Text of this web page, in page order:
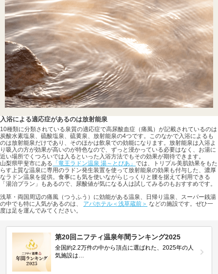
入浴による適応症があるのは放射能泉
10種類に分類されている泉質の適応症で高尿酸血症（痛風）が記載されているのは
炭酸水素塩泉、硫酸塩泉、硫黄泉、放射能泉の4つです。このなかで入浴によるも
のは放射能泉だけであり、そのほかは飲泉での効能になります。放射能泉は入浴よ
り吸入の方が効果が高いのが特色なので、ずっと浸かっている必要はなく、お湯に
近い場所でくつろいでは入るといった入浴方法でもその効果が期待できます。
山梨県甲斐市にある 「竜王ラドン温泉 湯～とぴあ」 では、トリプル美肌効果をもた
らす上質な温泉に専用のラドン発生装置を使って放射能泉の効果も付与した、濃厚
なラドン温泉を提供。食事にも気を使いながらじっくりと腰を据えて利用できる
「湯治プラン」もあるので、尿酸値が気になる人は試してみるのもおすすめです。
浅草・両国周辺の痛風（つうふう）に効能がある温泉、日帰り温泉、スーパー銭湯
の中でも特に人気があるのは、 アパホテル＜浅草蔵前＞ などの施設です。ぜひ一
度は足を運んでみてください。
第20回ニフティ温泉年間ランキング2025
全国約2.2万件の中から頂点に選ばれた、2025年の人
気施設は…